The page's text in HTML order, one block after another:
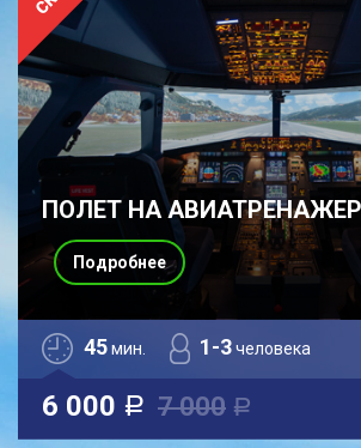
ПОЛЕТ НА
45мин. 1-3человека
6 000 a 7 000 a
Подробнее